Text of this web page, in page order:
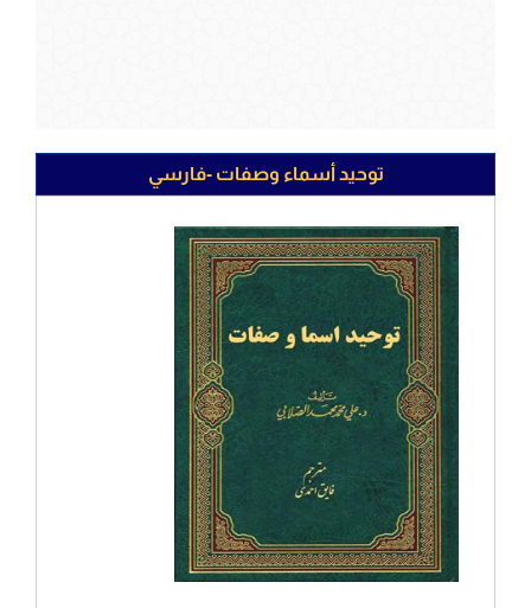
توحيد أسماء وصفات -فارسي